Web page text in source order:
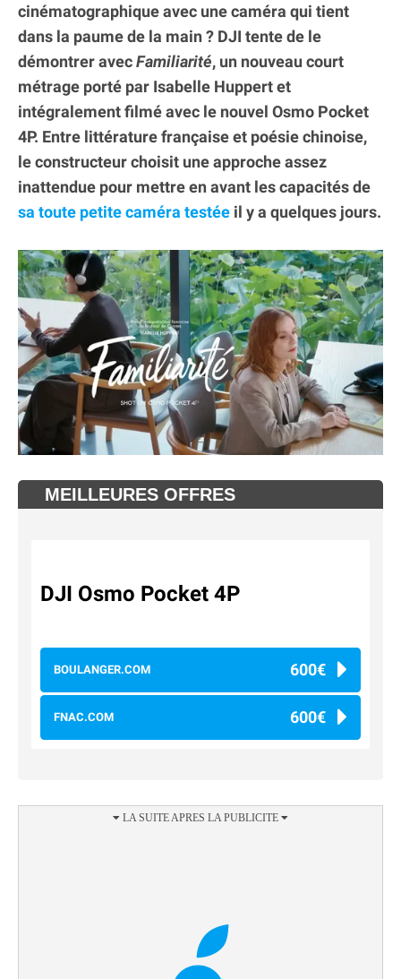
cinématographique avec une caméra qui tient
dans la paume de la main ? DJI tente de le
démontrer avecFamiliarité, un nouveau court
métrage porté par Isabelle Huppert et
intégralement filmé avec le nouvel Osmo Pocket
4P. Entre littérature française et poésie chinoise,
le constructeur choisit une approche assez
inattendue pour mettre en avant les capacités de
sa toute petite caméra testée il y a quelques jours.
MEILLEURES OFFRES
DJI Osmo Pocket 4P
BOULANGER.COM 600€
FNAC.COM 600€